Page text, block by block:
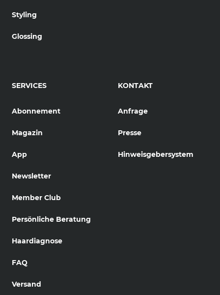
Styling
Glossing
SERVICES
Abonnement
Magazin
App
Newsletter
Member Club
Persönliche Beratung
Haardiagnose
FAQ
Versand
KONTAKT
Anfrage
Presse
Hinweisgebersystem